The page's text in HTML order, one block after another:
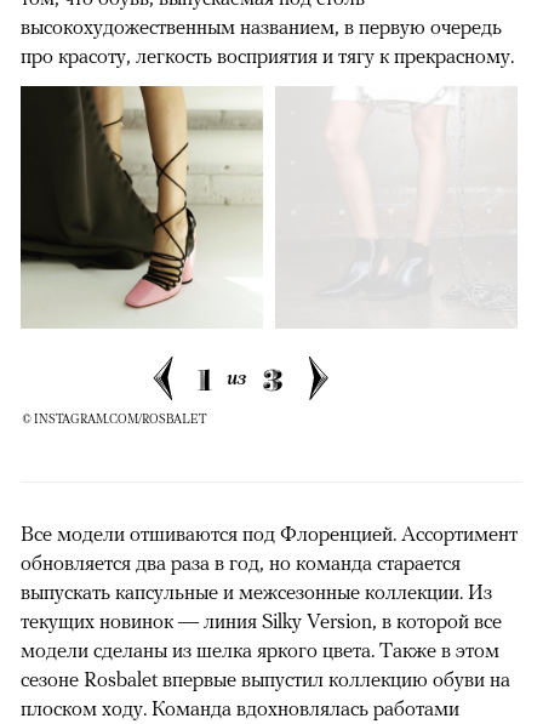
высокохудожественным названием, в первую очередь
про красоту, легкость восприятия и тягу к прекрасному.
1 из 3
© INSTAGRAM.COM/ROSBALET
Все модели отшиваются под Флоренцией. Ассортимент
обновляется два раза в год, но команда старается
выпускать капсульные и межсезонные коллекции. Из
текущих новинок — линия Silky Version, в которой все
модели сделаны из шелка яркого цвета. Также в этом
сезоне Rosbalet впервые выпустил коллекцию обуви на
плоском ходу. Команда вдохновлялась работами